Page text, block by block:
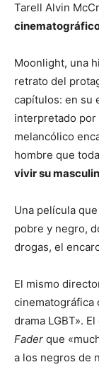
Tarell Alvin
Moonlight, una
retrato del
capítulos: en su
interpretado
melancólico
hombre que
vivir su
Una película
pobre y negro,
drogas, el
El mismo
cinematográfica
drama LGBT».
Fader que
a los negros de